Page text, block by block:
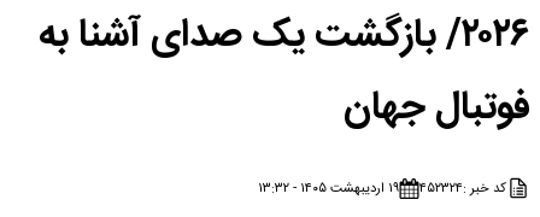
۲۰۲۶/ بازگشت یک صدای آشنا به
فوتبال جهان
کد خبر :۴۵۲۳۲۴ ۱۹ اردیبهشت ۱۴۰۵ - ۱۳:۳۲